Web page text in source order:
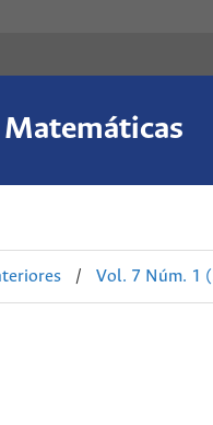
/ Vol. 7 Núm. 1